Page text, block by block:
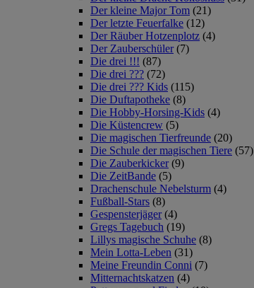
Der kleine Major Tom (21)
Der letzte Feuerfalke (12)
Der Räuber Hotzenplotz (4)
Der Zauberschüler (7)
Die drei !!! (87)
Die drei ??? (72)
Die drei ??? Kids (115)
Die Duftapotheke (8)
Die Hobby-Horsing-Kids (4)
Die Küstencrew (5)
Die magischen Tierfreunde (20)
Die Schule der magischen Tiere (57)
Die Zauberkicker (9)
Die ZeitBande (5)
Drachenschule Nebelsturm (4)
Fußball-Stars (8)
Gespensterjäger (4)
Gregs Tagebuch (19)
Lillys magische Schuhe (8)
Mein Lotta-Leben (31)
Meine Freundin Conni (7)
Mitternachtskatzen (4)